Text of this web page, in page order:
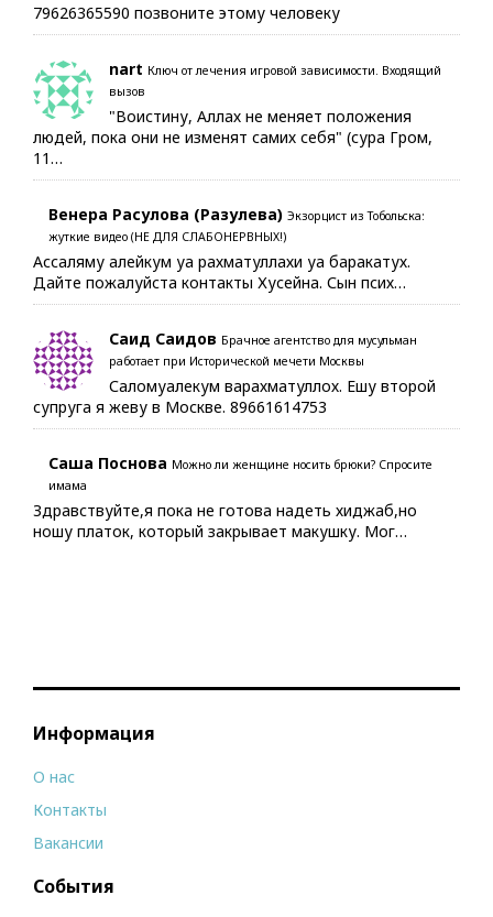
79626365590 позвоните этому человеку
nart Ключ от лечения игровой зависимости. Входящий
вызов
"Воистину, Аллах не меняет положения
людей, пока они не изменят самих себя" (сура Гром,
11…
Венера Расулова (Разулева) Экзорцист из Тобольска:
жуткие видео (НЕ ДЛЯ СЛАБОНЕРВНЫХ!)
Ассаляму алейкум уа рахматуллахи уа баракатух.
Дайте пожалуйста контакты Хусейна. Сын псих…
Саид Саидов Брачное агентство для мусульман
работает при Исторической мечети Москвы
Саломуалекум варахматуллох. Ешу второй
супруга я жеву в Москве. 89661614753
Саша Поснова Можно ли женщине носить брюки? Спросите
имама
Здравствуйте,я пока не готова надеть хиджаб,но
ношу платок, который закрывает макушку. Мог…
Информация
О нас
Контакты
Вакансии
События